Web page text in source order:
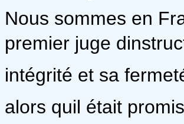
Nous sommes en
premier juge
intégrité et sa
alors quil était